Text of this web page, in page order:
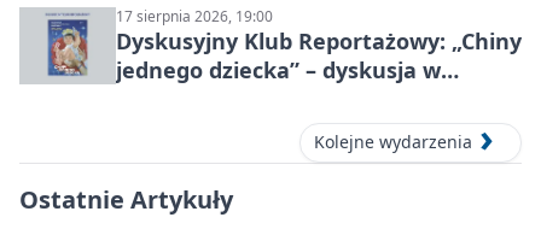
17 sierpnia 2026, 19:00
Dyskusyjny Klub Reportażowy: „Chiny
jednego dziecka” – dyskusja w
Kolejne wydarzenia
Ostatnie Artykuły